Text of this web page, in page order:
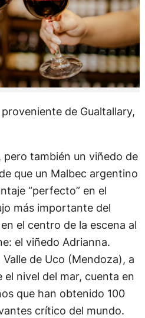
de Gualtallary,
pero también un viñedo de
que un Malbec argentino
“perfecto” en el
más importante del
el centro de la escena al
el viñedo Adrianna.
de Uco (Mendoza), a
nivel del mar, cuenta en
que han obtenido 100
crítico del mundo.